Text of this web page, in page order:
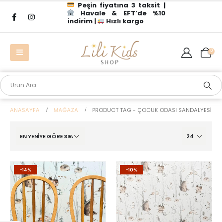
Peşin fiyatına 3 taksit |
Havale & EFT’de %10
indirim |
Hızlı kargo
0
ANASAYFA MAĞAZA PRODUCT TAG - ÇOCUK ODASI SANDALYESI
-14% -10%